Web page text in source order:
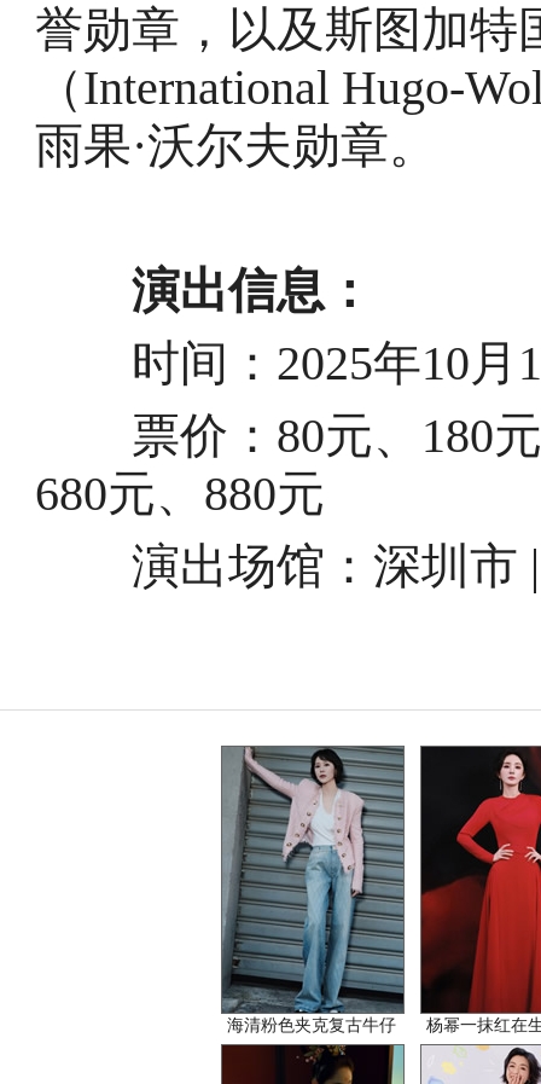
誉勋章，以及斯图加特
（International Hugo-
雨果·沃尔夫勋章。
演出信息：
时间：2025年10月
票价：80元、180元
680元、880元
演出场馆：深圳市 |
海清粉色夹克复古牛仔 杨幂一抹红在